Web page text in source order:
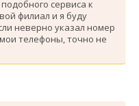
сервиса к
филиал и я буду
неверно указал номер
телефоны, точно не